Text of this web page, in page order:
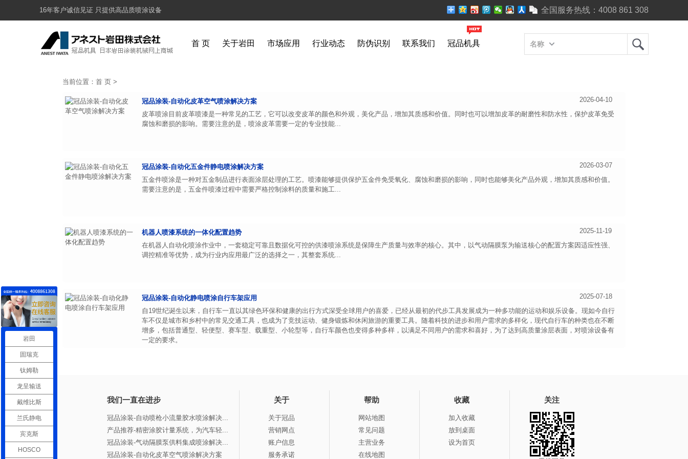
16年客户诚信见证 只提供高品质喷涂设备 全国服务热线： 4008 861 308
首 页 关于岩田 市场应用 行业动态 防伪识别 联系我们 冠品机具 名称
当前位置： 首 页 >
冠品涂装-自动化皮革空气喷涂解决方案
2026-04-10
皮革喷涂目前皮革喷漆是一种常见的工艺，它可以改变皮革的颜色和外观，美化产品，增加其质感和价值。同时也可以增加皮革的耐磨性和防水性，保护皮革免受
腐蚀和磨损的影响。需要注意的是，喷涂皮革需要一定的专业技能...
冠品涂装-自动化五金件静电喷涂解决方案
2026-03-07
五金件喷涂是一种对五金制品进行表面涂层处理的工艺。喷漆能够提供保护五金件免受氧化、腐蚀和磨损的影响，同时也能够美化产品外观，增加其质感和价值。
需要注意的是，五金件喷漆过程中需要严格控制涂料的质量和施工...
机器人喷漆系统的一体化配置趋势
2025-11-19
在机器人自动化喷涂作业中，一套稳定可靠且数据化可控的供漆喷涂系统是保障生产质量与效率的核心。其中，以气动隔膜泵为输送核心的配置方案因适应性强、
调控精准等优势，成为行业内应用最广泛的选择之一，其整套系统...
冠品涂装-自动化静电喷涂自行车架应用
2025-07-18
自19世纪诞生以来，自行车一直以其绿色环保和健康的出行方式深受全球用户的喜爱，已经从最初的代步工具发展成为一种多功能的运动和娱乐设备。 ​ 现如今自行
车不仅是城市和乡村中的常见交通工具，也成为了竞技运动、健身锻炼和休闲旅游的重要工具。随着科技的进步和用户需求的多样化，现代自行车的种类也在不断
增多，包括普通型、轻便型、赛车型、载重型、小轮型等，自行车颜色也变得多种多样，以满足不同用户的需求和喜好，为了达到高质量涂层表面，对喷涂设备有
一定的要求。
我们一直在进步
冠品涂装-自动喷枪小流量胶水喷涂解决...
产品推荐-精密涂胶计量系统，为汽车轻...
冠品涂装-气动隔膜泵供料集成喷涂解决...
冠品涂装-自动化皮革空气喷涂解决方案
关于
关于冠品
营销网点
账户信息
服务承诺
帮助
网站地图
常见问题
主营业务
在线地图
收藏
加入收藏
放到桌面
设为首页
关注
岩田
固瑞克
钛姆勒
龙呈输送
戴维比斯
兰氏静电
宾克斯
HOSCO